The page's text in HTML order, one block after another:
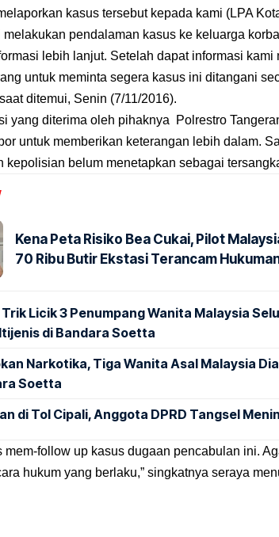
kasus tersebut kepada kami (LPA
melakukan pendalaman kasus ke keluarga
lebih lanjut. Setelah dapat informasi kami
untuk meminta segera kasus ini ditangani
ditemui, Senin (7/11/2016).
yang diterima oleh pihaknya Polrestro
untuk memberikan keterangan lebih dalam.
kepolisian belum menetapkan sebagai
Kena Peta Risiko Bea Cukai, Pilot
70 Ribu Butir Ekstasi Terancam
Licik 3 Penumpang Wanita Malaysia
di Bandara Soetta
Narkotika, Tiga Wanita Asal Malaysia
Soetta
di Tol Cipali, Anggota DPRD Tangsel
mem-follow up kasus dugaan pencabulan ini.
hukum yang berlaku,” singkatnya seraya